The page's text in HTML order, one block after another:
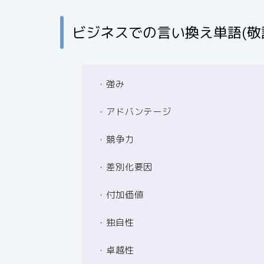
ビジネスでの言い換え単語(
・強み
・アドバンテージ
・競争力
・差別化要因
・付加価値
・独自性
・卓越性